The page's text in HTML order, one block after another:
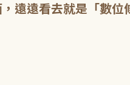
遠遠看去就是「數